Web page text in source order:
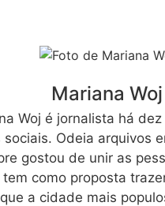
Mariana Woj
Woj é jornalista há
Odeia arquivos
gostou de unir as
como proposta
a cidade mais